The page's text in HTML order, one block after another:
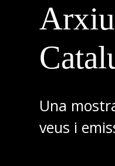
Una
veus i